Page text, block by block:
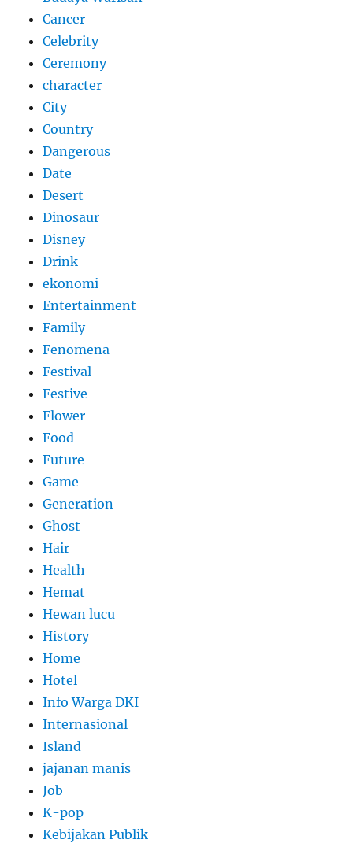
Cancer
Celebrity
Ceremony
character
City
Country
Dangerous
Date
Desert
Dinosaur
Disney
Drink
ekonomi
Entertainment
Family
Fenomena
Festival
Festive
Flower
Food
Future
Game
Generation
Ghost
Hair
Health
Hemat
Hewan lucu
History
Home
Hotel
Info Warga DKI
Internasional
Island
jajanan manis
Job
K-pop
Kebijakan Publik